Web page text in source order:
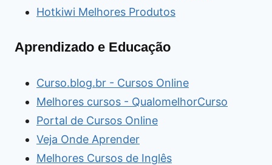
Hotkiwi Melhores Produtos
Aprendizado e Educação
Curso.blog.br - Cursos Online
Melhores cursos - QualomelhorCurso
Portal de Cursos Online
Veja Onde Aprender
Melhores Cursos de Inglês